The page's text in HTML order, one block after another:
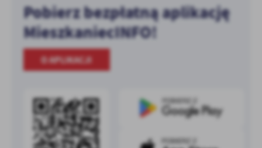
Pobierz bezpłatną aplikację
MieszkaniecINFO!
O APLIKACJI